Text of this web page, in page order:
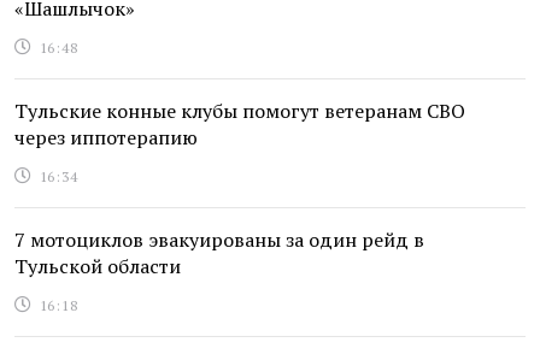
«Шашлычок»
16:48
Тульские конные клубы помогут ветеранам СВО
через иппотерапию
16:34
7 мотоциклов эвакуированы за один рейд в
Тульской области
16:18